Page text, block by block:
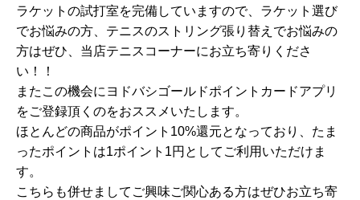
ラケットの試打室を完備していますので、ラケット選び
でお悩みの方、テニスのストリング張り替えでお悩みの
方はぜひ、当店テニスコーナーにお立ち寄りくださ
い！！
またこの機会にヨドバシゴールドポイントカードアプリ
をご登録頂くのをおススメいたします。
ほとんどの商品がポイント10%還元となっており、たま
ったポイントは1ポイント1円としてご利用いただけま
す。
こちらも併せましてご興味ご関心ある方はぜひお立ち寄